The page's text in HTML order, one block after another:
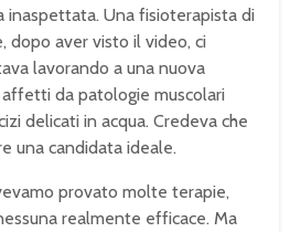
inaspettata. Una fisioterapista di
dopo aver visto il video, ci
lavorando a una nuova
da patologie muscolari
delicati in acqua. Credeva che
una candidata ideale.
provato molte terapie,
realmente efficace. Ma